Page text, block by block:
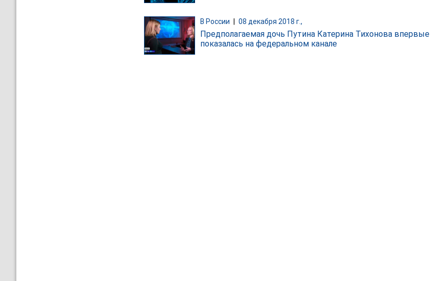
В России | 08 декабря 2018 г.,
Предполагаемая дочь Путина Катерина Тихонова впервые
показалась на федеральном канале